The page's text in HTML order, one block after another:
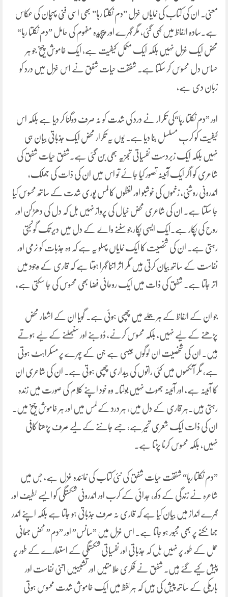
معنی۔ ان کی کتاب کی نمایاں غزل ”دم نکلتا رہا” بھی اسی فنّی پہچان کی عکاس
ہے۔سادہ الفاظ میں کہی گئی، مگر گہرے اور پیچیدہ مفہوم کی حامل ”دم نکلتا رہا“
محض ایک غزل نہیں بلکہ ایک مکمل کیفیت ہے، ایک خاموش چیخ جو ہر
حساس دل محسوس کر سکتا ہے۔ شفقت حیات شفق نے اس غزل میں درد کو
زبان دی ہے،
اور ”دم نکلتا رہا“کی تکرار نے درد کی شدت کو نہ صرف دوگنا کر دیا ہے بلکہ اس
کیفیت کو کربِ مسلسل بنا دیا ہے۔ یوں یہ تکرار محض ایک جذباتی بیان ہی
نہیں بلکہ ایک زبردست نفسیاتی تجزیہ بھی بن گئی ہے۔شفق حیات شفق کی
شاعری کو اگر ایک آئینہ تصور کیا جائے تو اس میں ان کی ذات کی جھلک،
اندرونی روشنی، زخموں کی خوشبو اور لفظوں کا لمس پوری شدت کے ساتھ محسوس کیا
جا سکتا ہے۔ ان کی شاعری محض خیال کی پرواز نہیں بل کہ دل کی دھڑکن اور
روح کی پکار ہے۔ایک ایسی پکار جو سننے والے کے دل میں دیر تک گونجتی
رہتی ہے۔ ان کی شخصیت کا ایک نمایاں پہلو یہ ہے کہ وہ جذبات کو نرمی اور
نفاست کے ساتھ بیان کرتی ہیں مگر اثر اتنا گہرا ہوتا ہے کہ قاری کے وجود میں
اتر جاتا ہے۔ شفق کی ذات میں ایک روحانی فضا بھی محسوس کی جا سکتی ہے،
جو ان کے الفاظ کے ہر جملے میں چھپی ہوئی ہے۔ گویا ان کے اشعار محض
پڑھنے کے لیے نہیں، بلکہ محسوس کرنے، ڈوبنے اور سنبھلنے کے لیے ہوتے
ہیں۔ ان کی شخصیت ان لوگوں جیسی ہے جن کے چہرے پر مسکراہٹ ہوتی
ہے، مگر آنکھوں میں کئی راتوں کی بیداری چھپی ہوتی ہے۔ ان کی شاعری ان
کا آئینہ ہے، اور آئینہ جھوٹ نہیں بولتا۔ وہ خود اپنے کلام کی صورت میں زندہ
رہتی ہیں۔ہر قاری کے دل میں، ہر درد کے لمس میں اور ہر خاموش چیخ میں۔
ان کی ذات ایک شعری تحیر ہے، جسے جاننے کے لیے صرف پڑھنا کافی
نہیں، بلکہ محسوس کرنا پڑتا ہے۔
”دم نکلتا رہا“ شفقت حیات شفق کی نئی کتاب کی نمائندہ غزل ہے، جس میں
شاعرہ نے زندگی کے دکھ، جدائی کے کرب اور اندرونی شکستگی کو ایسے لطیف اور
گہرے انداز میں بیان کیا ہے کہ قاری نہ صرف جذباتی ہو جاتا ہے بلکہ اپنے اندر
جھانکنے پر بھی مجبور ہو جاتا ہے۔ اس غزل میں ”سانس” اور ”دم” محض جسمانی
عمل کے طور پر نہیں بل کہ جذباتی اور نفسیاتی شکستگی کے استعارے کے طور پر
پیش کیے گئے ہیں۔ شفق نے فکری علامتیں اور تشبیہیں اتنی نفاست اور
باریکی کے ساتھ پیش کی ہیں کہ ہر لفظ میں ایک خاموش شدت محسوس ہوتی